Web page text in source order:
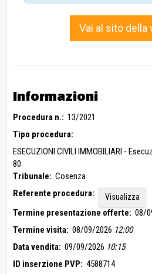
Vai al sito della
Informazioni
Procedura n.: 13/2021
Tipo procedura:
ESECUZIONI CIVILI IMMOBILIARI -
80
Tribunale: Cosenza
Referente procedura:
Visualizza
Termine presentazione offerte: 08/
Termine visita: 08/09/2026 12:00
Data vendita: 09/09/2026 10:15
ID inserzione PVP: 4588714